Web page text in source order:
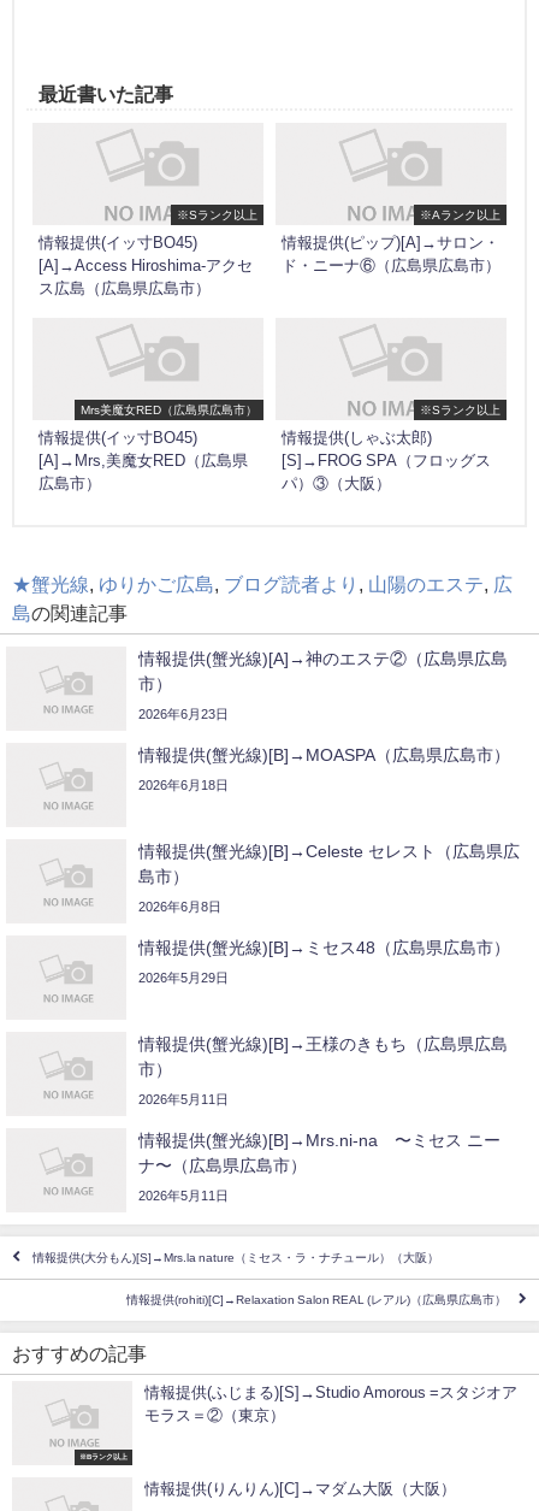
最近書いた記事
※Sランク以上
情報提供(イッ寸BO45)
[A]→Access Hiroshima-アクセ
ス広島（広島県広島市）
※Aランク以上
情報提供(ピップ)[A]→サロン・
ド・ニーナ⑥（広島県広島市）
Mrs美魔女RED（広島県広島市）
情報提供(イッ寸BO45)
[A]→Mrs,美魔女RED（広島県
広島市）
※Sランク以上
情報提供(しゃぶ太郎)
[S]→FROG SPA（フロッグス
パ）③（大阪）
★蟹光線, ゆりかご広島, ブログ読者より , 山陽のエステ, 広
島の関連記事
情報提供(蟹光線)[A]→神のエステ②（広島県広島
市）
2026年6月23日
情報提供(蟹光線)[B]→MOASPA（広島県広島市）
2026年6月18日
情報提供(蟹光線)[B]→Celeste セレスト（広島県広
島市）
2026年6月8日
情報提供(蟹光線)[B]→ミセス48（広島県広島市）
2026年5月29日
情報提供(蟹光線)[B]→王様のきもち（広島県広島
市）
2026年5月11日
情報提供(蟹光線)[B]→Mrs.ni-na 〜ミセス ニー
ナ〜（広島県広島市）
2026年5月11日
情報提供(大分もん)[S]→Mrs.la nature（ミセス・ラ・ナチュール）（大阪）
情報提供(rohiti)[C]→Relaxation Salon REAL (レアル)（広島県広島市）
おすすめの記事
※Bランク以上
情報提供(ふじまる)[S]→Studio Amorous =スタジオア
モラス＝②（東京）
情報提供(りんりん)[C]→マダム大阪（大阪）